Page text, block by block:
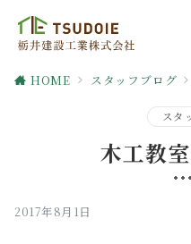
HOME スタッフブログ
スタ
木工教
2017年8月1日